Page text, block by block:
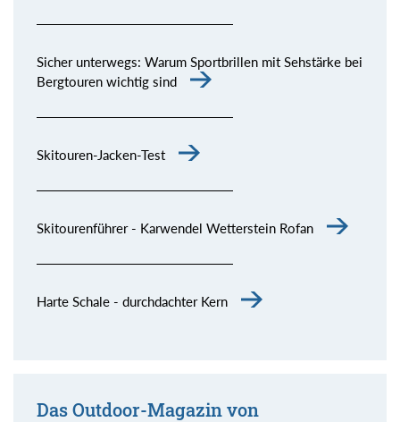
Sicher unterwegs: Warum Sportbrillen mit Sehstärke bei
Bergtouren wichtig sind
Skitouren-Jacken-Test
Skitourenführer - Karwendel Wetterstein Rofan
Harte Schale - durchdachter Kern
Das Outdoor-Magazin von